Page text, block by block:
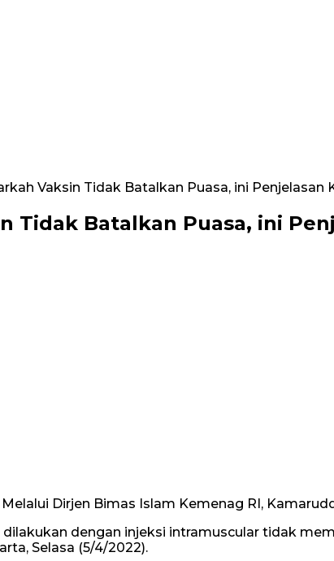
Vaksin Tidak Batalkan Puasa, ini Penjelasan
Tidak Batalkan Puasa, ini
Dirjen Bimas Islam Kemenag RI,
dilakukan dengan injeksi intramuscular tidak
Selasa (5/4/2022).